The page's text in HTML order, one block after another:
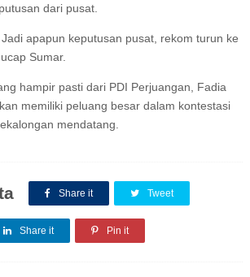
dari pusat.
apapun keputusan pusat, rekom turun ke
Sumar.
hampir pasti dari PDI Perjuangan, Fadia
memiliki peluang besar dalam kontestasi
mendatang.
Share it Tweet
Share it Pin it